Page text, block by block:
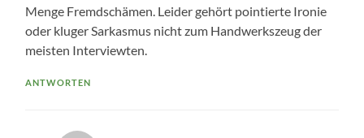
Menge Fremdschämen. Leider gehört pointierte Ironie
oder kluger Sarkasmus nicht zum Handwerkszeug der
meisten Interviewten.
ANTWORTEN